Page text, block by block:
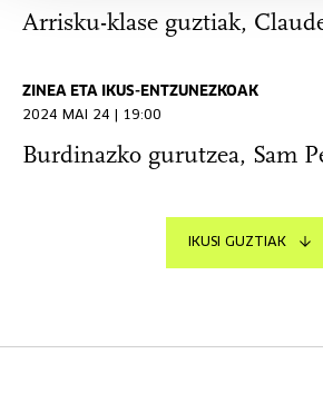
Arrisku-klase guztiak,
ZINEA ETA IKUS-ENTZUNEZKOAK
2024 MAI 24 | 19:00
Burdinazko gurutzea, Sam
IKUSI GUZTIAK